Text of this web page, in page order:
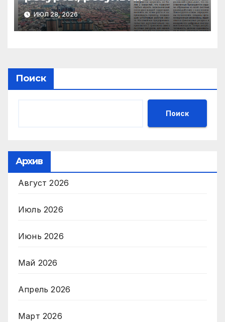
ИЮЛ 28, 2026
Поиск
Поиск
Архив
Август 2026
Июль 2026
Июнь 2026
Май 2026
Апрель 2026
Март 2026